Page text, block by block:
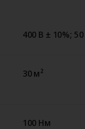
400 В ± 10%; 50
30 м²
100 Нм